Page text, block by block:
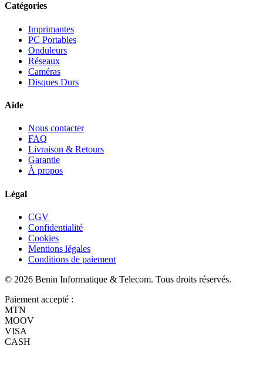
Catégories
Imprimantes
PC Portables
Onduleurs
Réseaux
Caméras
Disques Durs
Aide
Nous contacter
FAQ
Livraison & Retours
Garantie
À propos
Légal
CGV
Confidentialité
Cookies
Mentions légales
Conditions de paiement
© 2026 Benin Informatique & Telecom. Tous droits réservés.
Paiement accepté :
MTN
MOOV
VISA
CASH